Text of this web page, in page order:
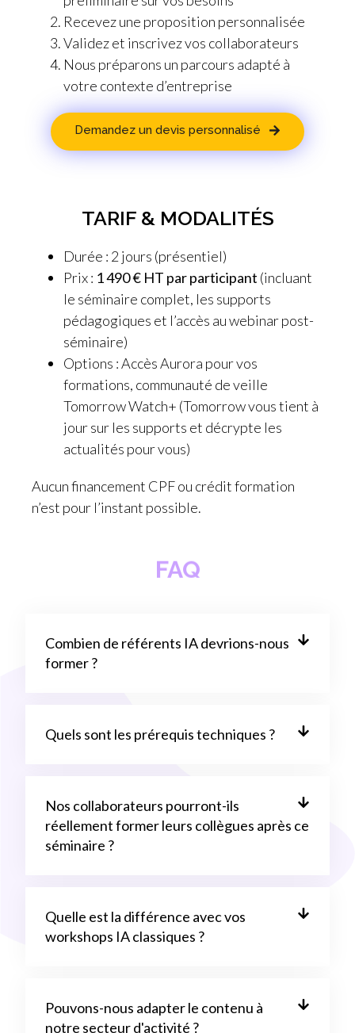
TARIF & MODALITÉS
Durée : 2 jours (présentiel)
Prix : 1 490 € HT par participant (incluant
le séminaire complet, les supports
pédagogiques et l’accès au webinar post-
séminaire)
Options : Accès Aurora pour vos
formations, communauté de veille
Tomorrow Watch+ (Tomorrow vous tient à
jour sur les supports et décrypte les
actualités pour vous)
Aucun financement CPF ou crédit formation
n’est pour l’instant possible.
Recevez une proposition personnalisée
Validez et inscrivez vos collaborateurs
Nous préparons un parcours adapté à
votre contexte d’entreprise
Demandez un devis personnalisé
FAQ
Combien de référents IA devrions-nous
former ?
Quels sont les prérequis techniques ?
Nos collaborateurs pourront-ils
réellement former leurs collègues après ce
séminaire ?
Quelle est la différence avec vos
workshops IA classiques ?
Pouvons-nous adapter le contenu à
notre secteur d'activité ?